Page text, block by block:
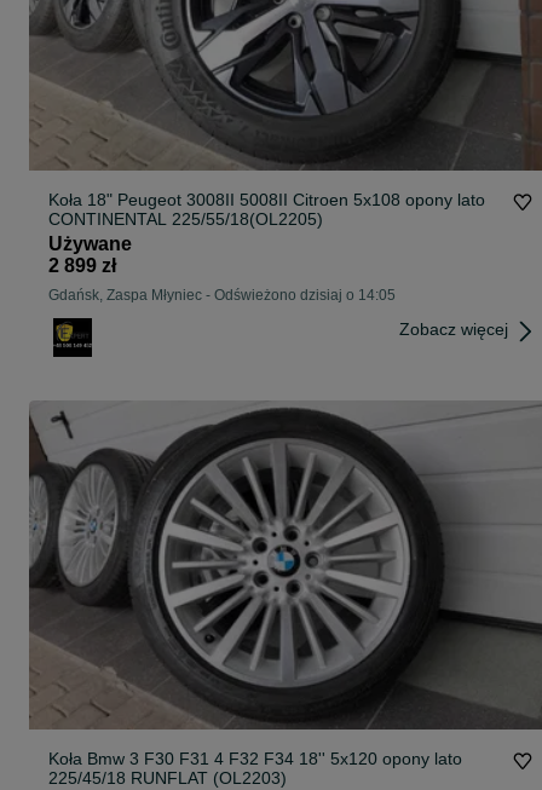
Koła 18" Peugeot 3008II 5008II Citroen 5x108 opony lato
CONTINENTAL 225/55/18(OL2205)
Używane
2 899 zł
Gdańsk, Zaspa Młyniec - Odświeżono dzisiaj o 14:05
Zobacz więcej
Koła Bmw 3 F30 F31 4 F32 F34 18'' 5x120 opony lato
225/45/18 RUNFLAT (OL2203)